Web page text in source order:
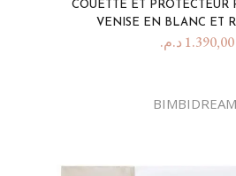
COUETTE ET PROTECTEUR
VENISE EN BLANC ET
1.390,00 د.م.